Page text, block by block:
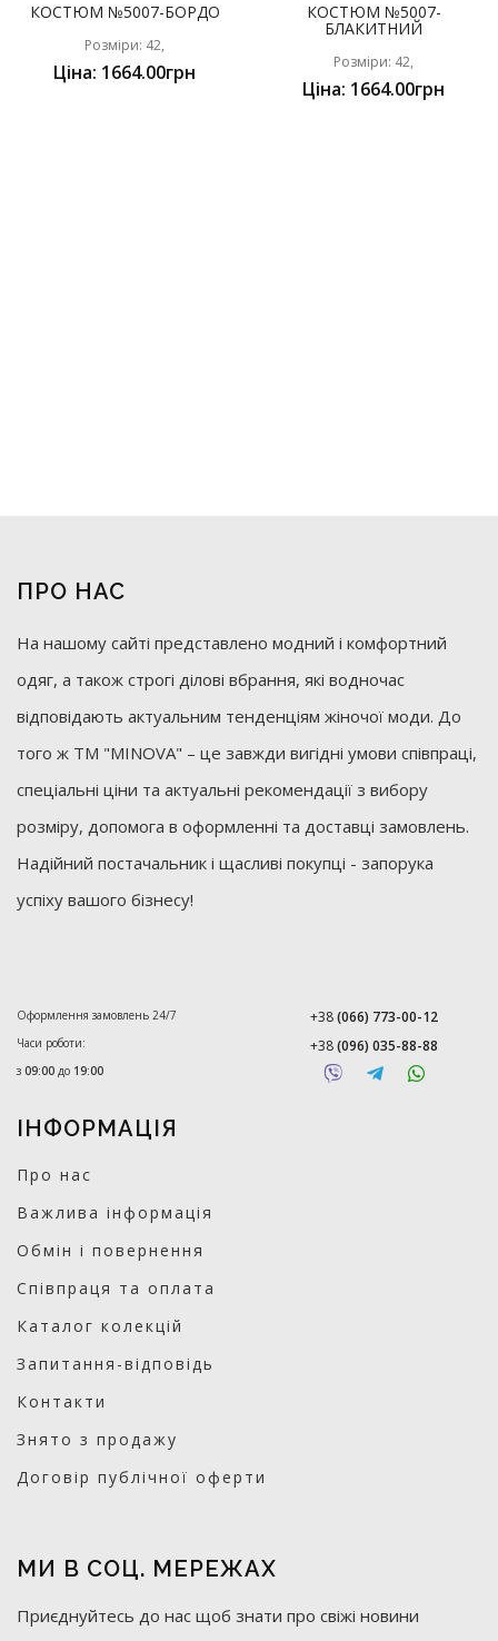
КОСТЮМ №5007-БОРДО
Розміри: 42,
Ціна: 1664.00грн
КОСТЮМ №5007-
БЛАКИТНИЙ
Розміри: 42,
Ціна: 1664.00грн
ПРО НАС
На нашому сайті представлено модний і комфортний
одяг, а також строгі ділові вбрання, які водночас
відповідають актуальним тенденціям жіночої моди. До
того ж ТМ "MINOVA" – це завжди вигідні умови співпраці,
спеціальні ціни та актуальні рекомендації з вибору
розміру, допомога в оформленні та доставці замовлень.
Надійний постачальник і щасливі покупці - запорука
успіху вашого бізнесу!
Оформлення замовлень 24/7
Часи роботи:
з 09:00 до 19:00
+38(066) 773-00-12
+38(096) 035-88-88
ІНФОРМАЦІЯ
Про нас
Важлива інформація
Обмін і повернення
Співпраця та оплата
Каталог колекцій
Запитання-відповідь
Контакти
Знято з продажу
Договір публічної оферти
МИ В СОЦ. МЕРЕЖАХ
Приєднуйтесь до нас щоб знати про свіжі новини